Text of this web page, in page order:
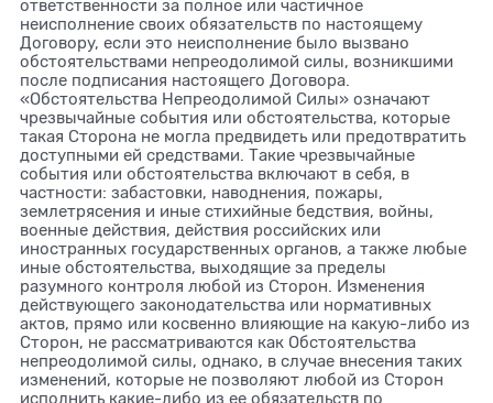
ответственности за полное или частичное
неисполнение своих обязательств по настоящему
Договору, если это неисполнение было вызвано
обстоятельствами непреодолимой силы, возникшими
после подписания настоящего Договора.
«Обстоятельства Непреодолимой Силы» означают
чрезвычайные события или обстоятельства, которые
такая Сторона не могла предвидеть или предотвратить
доступными ей средствами. Такие чрезвычайные
события или обстоятельства включают в себя, в
частности: забастовки, наводнения, пожары,
землетрясения и иные стихийные бедствия, войны,
военные действия, действия российских или
иностранных государственных органов, а также любые
иные обстоятельства, выходящие за пределы
разумного контроля любой из Сторон. Изменения
действующего законодательства или нормативных
актов, прямо или косвенно влияющие на какую-либо из
Сторон, не рассматриваются как Обстоятельства
непреодолимой силы, однако, в случае внесения таких
изменений, которые не позволяют любой из Сторон
исполнить какие-либо из ее обязательств по